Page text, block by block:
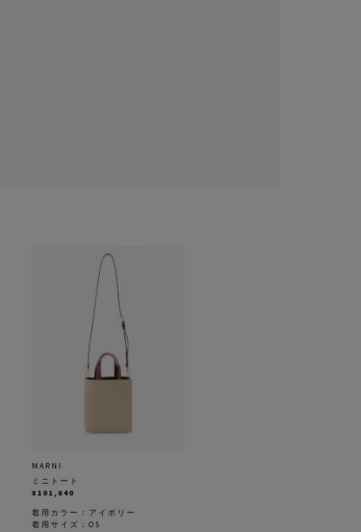
MARNI
ミニトート
¥101,640
着用カラー： アイボリー
着用サイズ：OS